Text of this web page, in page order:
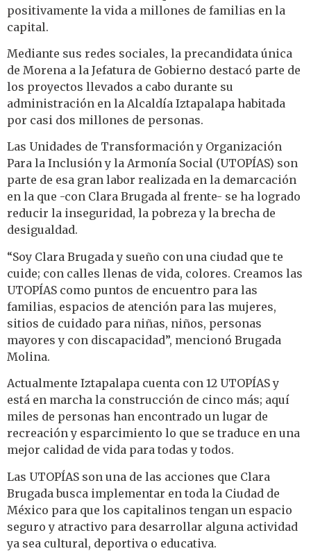
positivamente la vida a millones de familias en la
capital.
Mediante sus redes sociales, la precandidata única
de Morena a la Jefatura de Gobierno destacó parte de
los proyectos llevados a cabo durante su
administración en la Alcaldía Iztapalapa habitada
por casi dos millones de personas.
Las Unidades de Transformación y Organización
Para la Inclusión y la Armonía Social (UTOPÍAS) son
parte de esa gran labor realizada en la demarcación
en la que -con Clara Brugada al frente- se ha logrado
reducir la inseguridad, la pobreza y la brecha de
desigualdad.
“Soy Clara Brugada y sueño con una ciudad que te
cuide; con calles llenas de vida, colores. Creamos las
UTOPÍAS como puntos de encuentro para las
familias, espacios de atención para las mujeres,
sitios de cuidado para niñas, niños, personas
mayores y con discapacidad”, mencionó Brugada
Molina.
Actualmente Iztapalapa cuenta con 12 UTOPÍAS y
está en marcha la construcción de cinco más; aquí
miles de personas han encontrado un lugar de
recreación y esparcimiento lo que se traduce en una
mejor calidad de vida para todas y todos.
Las UTOPÍAS son una de las acciones que Clara
Brugada busca implementar en toda la Ciudad de
México para que los capitalinos tengan un espacio
seguro y atractivo para desarrollar alguna actividad
ya sea cultural, deportiva o educativa.